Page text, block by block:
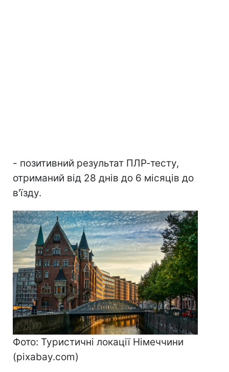
- позитивний результат ПЛР-тесту,
отриманий від 28 днів до 6 місяців до
в'їзду.
Фото: Туристичні локації Німеччини
(pixabay.com)